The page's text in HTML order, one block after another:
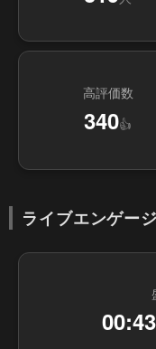
高評価数
340👍
ライブエンゲー